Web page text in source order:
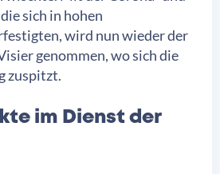
sich in hohen
wird nun wieder der
genommen, wo sich die
zuspitzt.
im Dienst der